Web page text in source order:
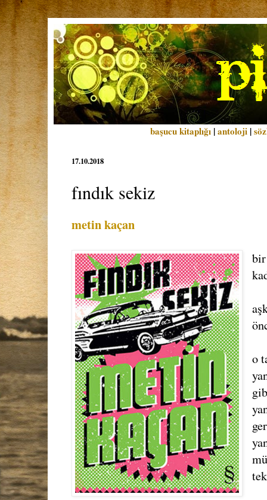
başucu kitaplığı |antoloji |
17.10.2018
fındık sekiz
metin kaçan
o